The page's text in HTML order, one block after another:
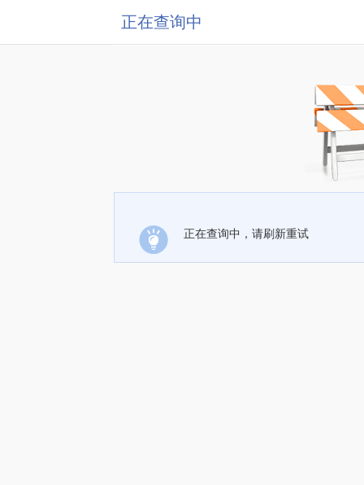
正在查询中
正在查询中，请刷新重试